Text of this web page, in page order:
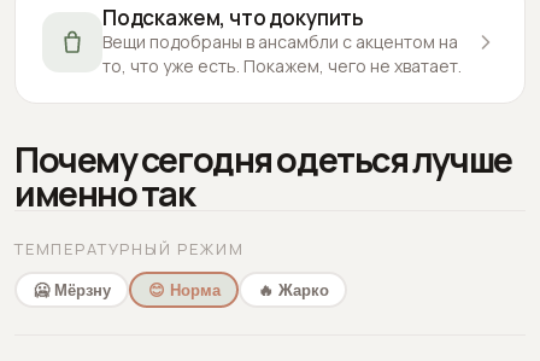
Подскажем, что докупить
Вещи подобраны в ансамбли с акцентом на
то, что уже есть. Покажем, чего не хватает.
Почему сегодня одеться лучше
именно так
ТЕМПЕРАТУРНЫЙ РЕЖИМ
🥶 Мёрзну 😊 Норма 🔥 Жарко